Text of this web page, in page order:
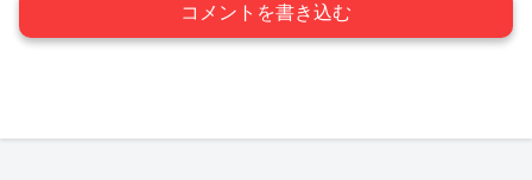
コメントを書き込む